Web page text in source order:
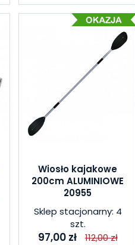
Wiosło kajakowe
200cm ALUMINIOWE
20955
Sklep stacjonarny: 4
szt.
97,00 zł 112,00 zł